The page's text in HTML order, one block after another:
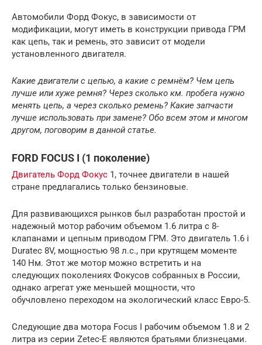
Автомобили Форд Фокус, в зависимости от
модификации, могут иметь в конструкции привода ГРМ
как цепь, так и ремень, это зависит от модели
установленного двигателя.
Какие двигатели с цепью, а какие с ремнём? Чем цепь
лучше или хуже ремня? Через сколько км. пробега нужно
менять цепь, а через сколько ремень? Какие запчасти
лучше использовать при замене? Обо всем этом и многом
другом, поговорим в данной статье.
FORD FOCUS I (1 поколение)
Двигатель Форд Фокус 1, точнее двигатели в нашей
стране предлагались только бензиновые.
Для развивающихся рынков был разработан простой и
надежный мотор рабочим объемом 1.6 литра с 8-
клапанами и цепным приводом ГРМ. Это двигатель 1.6 i
Duratec 8V, мощностью 98 л.с., при крутящем моменте
140 Нм. Этот же мотор можно встретить и на
следующих поколениях Фокусов собранных в России,
однако агрегат уже меньшей мощности, что
обучловлено переходом на экологический класс Евро-5.
Следующие два мотора Focus I рабочим объемом 1.8 и 2
литра из серии Zetec-E являются братьями близнецами.